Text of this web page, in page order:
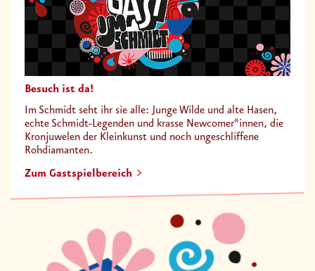
Besuch ist da!
Im Schmidt seht ihr sie alle: Junge Wilde und alte Hasen,
echte Schmidt-Legenden und krasse Newcomer*innen, die
Kronjuwelen der Kleinkunst und noch ungeschliffene
Rohdiamanten.
Zum Gastspielbereich